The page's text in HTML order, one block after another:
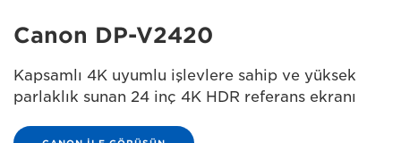
Canon DP-V2420
Kapsamlı 4K uyumlu işlevlere sahip ve yüksek
parlaklık sunan 24 inç 4K HDR referans ekranı